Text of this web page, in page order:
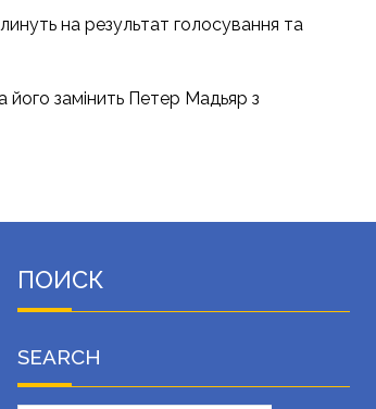
на результат голосування та
його замінить Петер Мадьяр з
ПОИСК
SEARCH